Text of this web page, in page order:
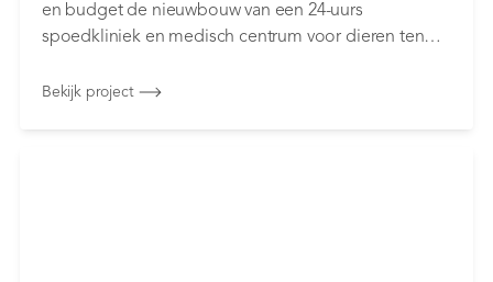
en budget de nieuwbouw van een 24-uurs
spoedkliniek en medisch centrum voor dieren ten
Dieren).
Bekijk project